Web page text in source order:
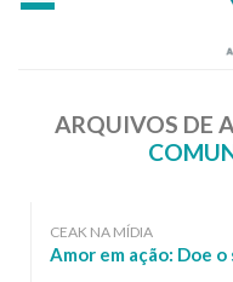
ARQUIVOS DE
CEAK NA MÍDIA
Amor em ação: Doe